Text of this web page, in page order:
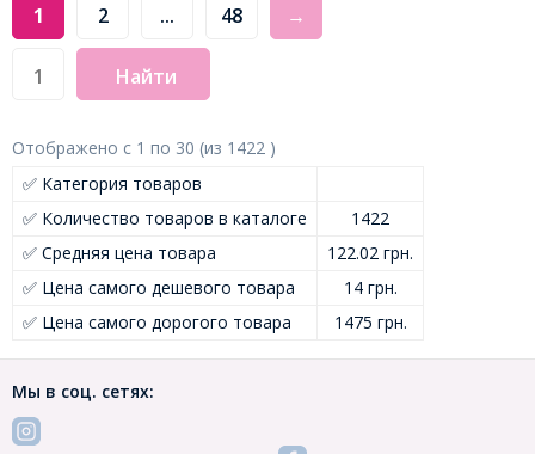
1 2 ... 48 →
Найти
Отображено с 1 по 30 (из 1422 )
✅ Категория товаров
✅ Количество товаров в каталоге
1422
✅ Средняя цена товара
122.02 грн.
✅ Цена самого дешевого товара
14 грн.
✅ Цена самого дорогого товара
1475 грн.
Мы в соц. сетях: